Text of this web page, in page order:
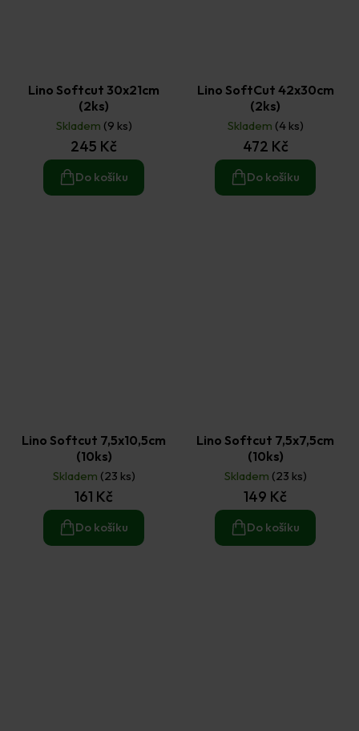
Lino Softcut 30x21cm
(2ks)
Skladem (9 ks)
245 Kč
Do košíku
Lino SoftCut 42x30cm
(2ks)
Skladem (4 ks)
472 Kč
Do košíku
Lino Softcut 7,5x10,5cm
(10ks)
Skladem (23 ks)
161 Kč
Do košíku
Lino Softcut 7,5x7,5cm
(10ks)
Skladem (23 ks)
149 Kč
Do košíku